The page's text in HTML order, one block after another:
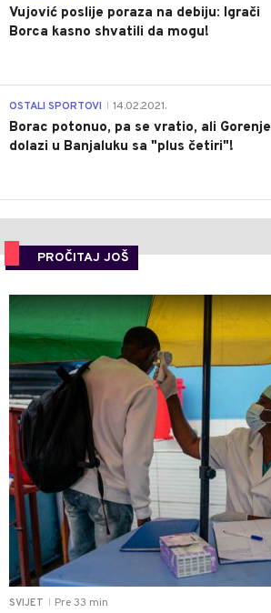
Vujović poslije poraza na debiju: Igrači
Borca kasno shvatili da mogu!
OSTALI SPORTOVI 14.02.2021.
Borac potonuo, pa se vratio, ali Gorenje
dolazi u Banjaluku sa "plus četiri"!
PROČITAJ JOŠ
SVIJET Pre 33 min